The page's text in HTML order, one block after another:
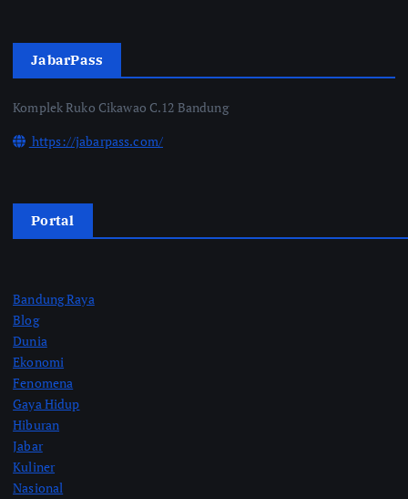
JabarPass
Komplek Ruko Cikawao C.12 Bandung
https://jabarpass.com/
Portal
Bandung Raya
Blog
Dunia
Ekonomi
Fenomena
Gaya Hidup
Hiburan
Jabar
Kuliner
Nasional